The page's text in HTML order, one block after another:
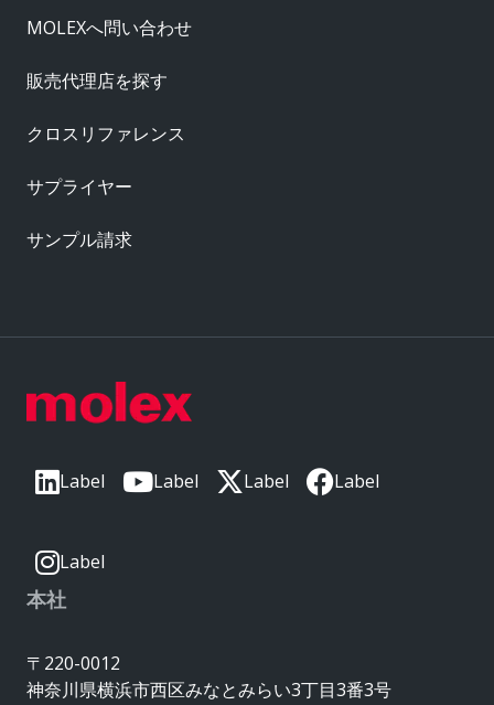
Label Label Label Label
Label
本社
〒220-0012
神奈川県横浜市西区みなとみらい3丁目3番3号
MOLEXへ問い合わせ
販売代理店を探す
クロスリファレンス
サプライヤー
サンプル請求